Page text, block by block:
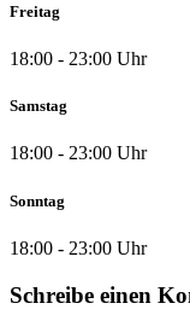
Freitag
18:00 - 23:00 Uhr
Samstag
18:00 - 23:00 Uhr
Sonntag
18:00 - 23:00 Uhr
Schreibe einen